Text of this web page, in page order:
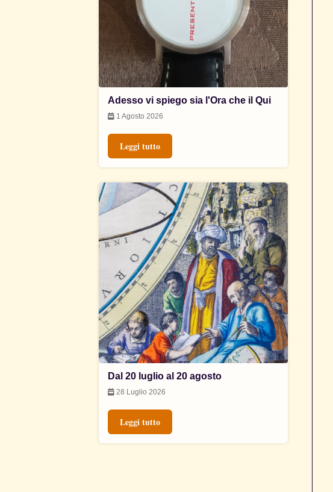
Adesso vi spiego sia l'Ora che il Qui
1 Agosto 2026
Leggi tutto
Dal 20 luglio al 20 agosto
28 Luglio 2026
Leggi tutto